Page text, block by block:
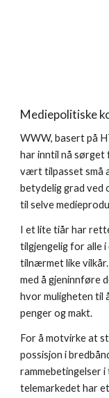
Mediepolitiske
WWW, basert på
har inntil nå
vært tilpasset små
betydelig grad ved
til selve
I et lite tiår har
tilgjengelig for alle
tilnærmet like
med å gjeninnføre
hvor muligheten til
penger og makt.
For å motvirke at
possisjon i
rammebetingelser
telemarkedet har